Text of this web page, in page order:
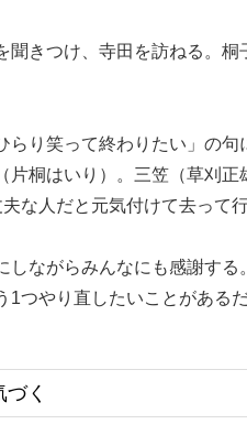
聞きつけ、寺田を訪ねる。
り笑って終わりたい」の
片桐はいり）。三笠（草刈
な人だと元気付けて去って行
しながらみんなにも感謝す
1つやり直したいことがある
く